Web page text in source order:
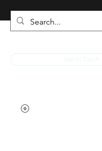
JACKED
Get In Touch